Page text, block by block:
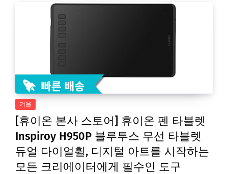
겨울
[휴이온 본사 스토어] 휴이온 펜 타블렛
Inspiroy H950P 블루투스 무선 타블렛
듀얼 다이얼휠, 디지털 아트를 시작하는
모든 크리에이터에게 필수인 도구